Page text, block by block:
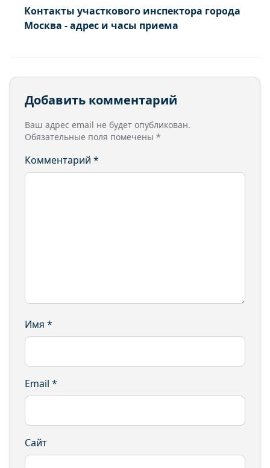
Контакты участкового инспектора города
Москва - адрес и часы приема
Добавить комментарий
Ваш адрес email не будет опубликован.
Обязательные поля помечены *
Комментарий *
Имя *
Email *
Сайт